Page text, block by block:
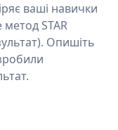
ваші навички
метод STAR
Опишіть